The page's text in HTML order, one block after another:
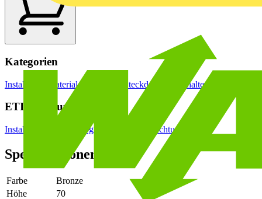
Kategorien
Installationsmaterial & Zubehör Steckdosen & Schalter
ETIM Group
Installationsschalterprogramme/Steckvorrichtungen
Spezifikationen
Farbe
Bronze
Höhe
70